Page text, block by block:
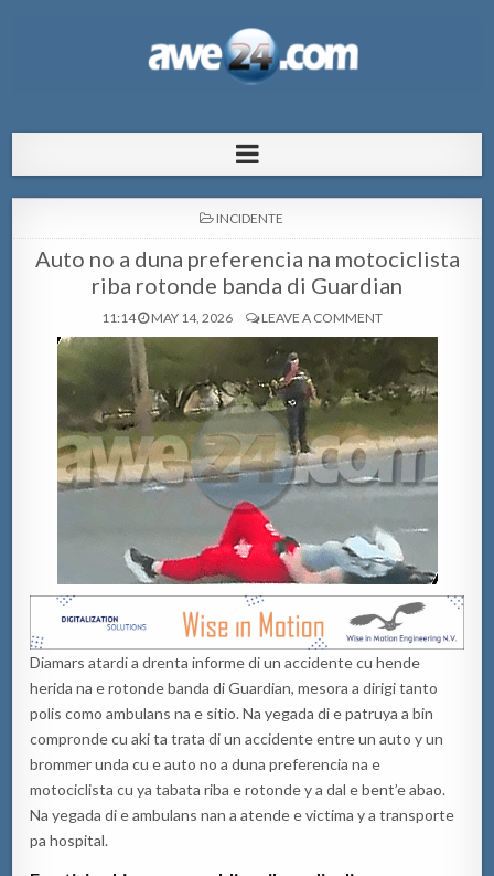
pa Aruba
POSTED
INCIDENTE
Auto no a duna preferencia na motociclista
riba rotonde banda di Guardian
11:14 MAY 14, 2026 LEAVE A COMMENT
Diamars atardi a drenta informe di un accidente cu hende
herida na e rotonde banda di Guardian, mesora a dirigi tanto
polis como ambulans na e sitio. Na yegada di e patruya a bin
compronde cu aki ta trata di un accidente entre un auto y un
brommer unda cu e auto no a duna preferencia na e
motociclista cu ya tabata riba e rotonde y a dal e bent’e abao.
Na yegada di e ambulans nan a atende e victima y a transporte
pa hospital.